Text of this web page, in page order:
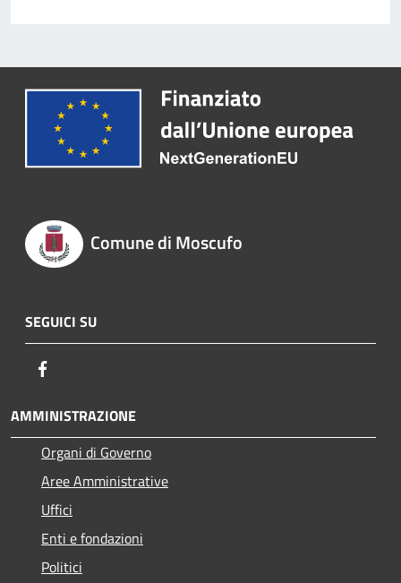
Comune di Moscufo
SEGUICI SU
AMMINISTRAZIONE
Organi di Governo
Aree Amministrative
Uffici
Enti e fondazioni
Politici